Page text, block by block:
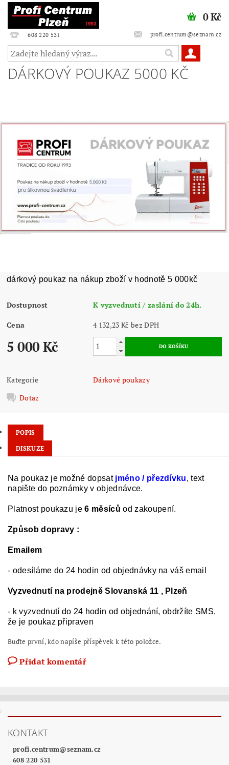
608 220 531 profi.centrum@seznam.cz
0 Kč
DÁRKOVÝ POUKAZ 5000 KČ
dárkový poukaz na nákup zboží v hodnotě 5 000kč
Dostupnost K vyzvednutí / zaslání do 24h.
Cena 4 132,23 Kč bez DPH
5 000 Kč
Kategorie
Dárkové poukazy
Dotaz
POPIS
DISKUZE
Na poukaz je možné dopsatjméno / přezdívku, text
napište do poznámky v objednávce.
Platnost poukazu je 6 měsíců od zakoupení.
Způsob dopravy :
Emailem
- odesíláme do 24 hodin od objednávky na váš email
Vyzvednutí na prodejně Slovanská 11 , Plzeň
- k vyzvednutí do 24 hodin od objednání, obdržíte SMS,
že je poukaz připraven
Buďte první, kdo napíše příspěvek k této položce.
Přidat komentář
KONTAKT
profi.centrum@seznam.cz
608 220 531